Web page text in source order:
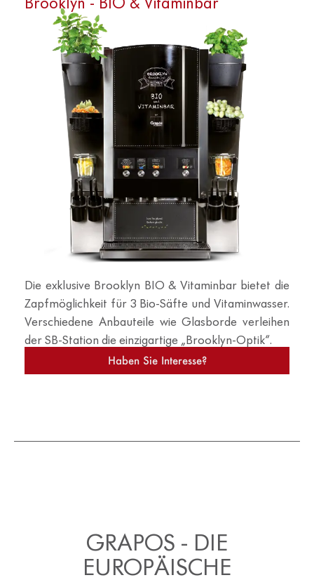
Die exklusive Brooklyn BIO & Vitaminbar bietet die
Zapfmöglichkeit für 3 Bio-Säfte und Vitaminwasser.
Verschiedene Anbauteile wie Glasborde verleihen
der SB-Station die einzigartige „Brooklyn-Optik“.
Haben Sie Interesse?
GRAPOS - DIE
EUROPÄISCHE